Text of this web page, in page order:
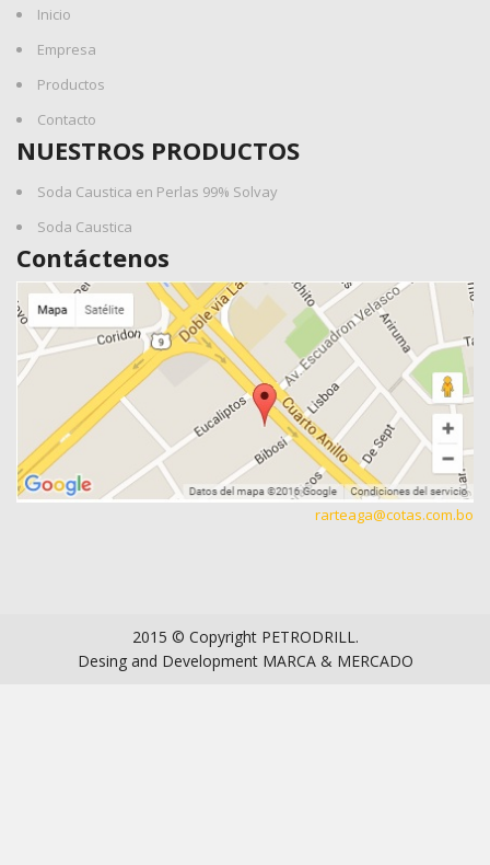
Inicio
Empresa
Productos
Contacto
NUESTROS PRODUCTOS
Soda Caustica en Perlas 99% Solvay
Soda Caustica
Contáctenos
rarteaga@cotas.com.bo
2015 © Copyright PETRODRILL.
Desing and Development MARCA & MERCADO